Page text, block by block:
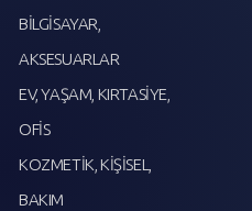
BİLGİSAYAR,
AKSESUARLAR
EV, YAŞAM, KIRTASİYE,
OFİS
KOZMETİK, KİŞİSEL,
BAKIM